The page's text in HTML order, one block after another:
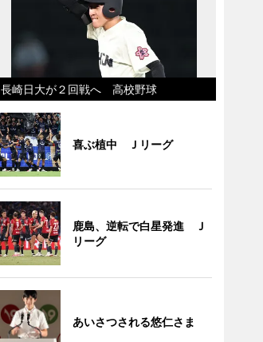
長崎日大が２回戦へ 高校野球
喜ぶ植中 Ｊリーグ
鹿島、逆転で白星発進 Ｊ
リーグ
あいさつされる悠仁さま